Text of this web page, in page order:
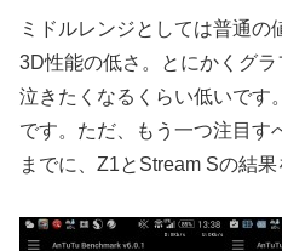
ミドルレンジとしては普通
3D性能の低さ。とにかくグ
泣きたくなるくらい低いです
です。ただ、もう一つ注目す
までに、Z1とStream Sの結果